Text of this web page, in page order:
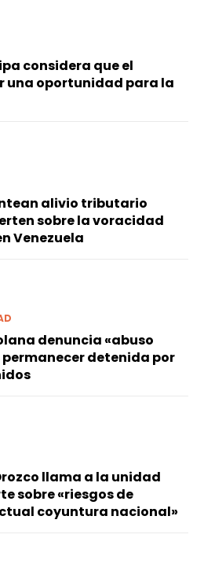
considera que el
una oportunidad para la
alivio tributario
sobre la voracidad
Venezuela
denuncia «abuso
detenida por
llama a la unidad
sobre «riesgos de
coyuntura nacional»